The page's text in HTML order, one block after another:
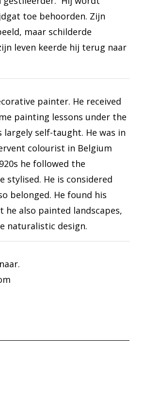
toe behoorden. Zijn
maar schilderde
leven keerde hij terug naar
painter. He received
painting lessons under the
largely self-taught. He was in
colourist in Belgium
he followed the
He is considered
belonged. He found his
also painted landscapes,
naturalistic design.